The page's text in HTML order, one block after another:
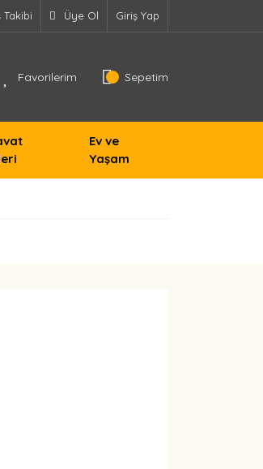
Takibi Üye Ol Giriş Yap
Favorilerim Sepetim
Ev ve
Yaşam